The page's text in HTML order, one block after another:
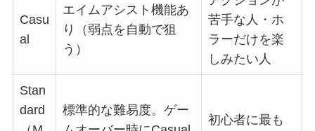
Casu
al
エイムアシスト機能あ
り（弱点を自動で狙
う）
苦手な人・ホ
ラーだけを楽
しみたい人
Stan
dard
標準的な難易度。ゲー
初心者に最も